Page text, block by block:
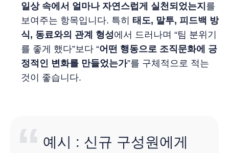
일상 속에서 얼마나 자연스럽게 실천되었는지 를
보여주는 항목입니다. 특히 태도, 말투, 피드백 방
식, 동료와의 관계 형성에서 드러나며 “팀 분위기
를 좋게 했다”보다 “어떤 행동으로 조직문화에 긍
정적인 변화를 만들었는가”를 구체적으로 적는
것이 좋습니다.
예시 : 신규 구성원에게